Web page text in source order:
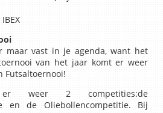
maar vast in je agenda, want het
van het jaar komt er weer
Futsaltoernooi!
2 competities:de
en de Oliebollencompetitie. Bij